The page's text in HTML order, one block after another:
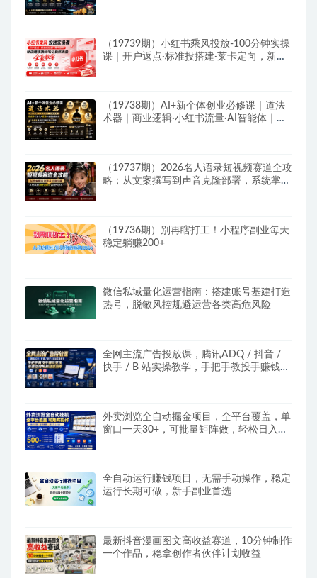
（19739期）小红书乘风投放-100分钟实操
课｜开户返点·标准投搭建·莱卡定向，新店
（19738期）AI+新个体创业必修课｜道法
术器｜商业逻辑·小红书流量·AI智能体｜低
（19737期）2026名人语录短视频赛道全攻
略；从文案撰写到声音克隆部署，系统掌握
（19736期）别再瞎打工！小程序副业每天
稳定躺赚200+
微信私域量化运营指南：搭建账号基建打造
热号，脱敏风控规避运营各类高危风险
全网主流广告投放课，腾讯ADQ / 抖音 /
快手 / B 站实操教学，手把手教投手赚钱变
外卖浏览全自动掘金项目，全平台覆盖，单
窗口一天30+，可批量矩阵做，轻松日入
全自动运行賺钱项目，无需手动操作，稳定
运行长期可做，新手副业首选
最新抖音漫画图文高收益赛道，10分钟制作
一个作品，稳拿创作者伙伴计划收益